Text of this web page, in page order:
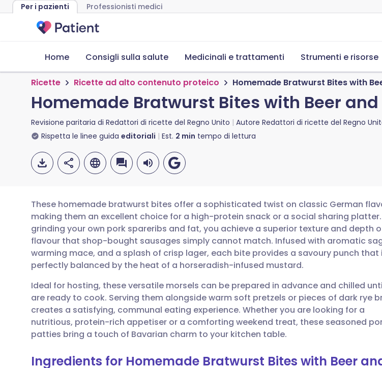
Per i pazienti Professionisti medici
Home Consigli sulla salute Medicinali e trattamenti Strumenti e risorse
Ricette Ricette ad alto contenuto proteico Homemade Bratwurst Bites with
Homemade Bratwurst Bites with Beer
Revisione paritaria di Redattori di ricette del Regno Unito Autore Redattori di ricette del Regno
Rispetta le linee guida editoriali Est. 2 min tempo di lettura
Condividi via email
Condividi su Facebook
Condividi su LinkedIn
Condividi su X
🇬🇧 English 🇩🇪 Deutsch
🇪🇸 Español 🇫🇷 Français
🇮🇹 Italiano 🇵🇹 Português
🇮🇳 हिन्दी 🇮🇱 עברית
These homemade bratwurst bites offer a sophisticated twist on classic German
making them an excellent choice for a high-protein snack or a social sharing platter.
grinding your own pork spareribs and fat, you achieve a superior texture and depth
flavour that shop-bought sausages simply cannot match. Infused with aromatic
warming mace, and a splash of crisp lager, each bite provides a savoury punch that
perfectly balanced by the heat of a horseradish-infused mustard.
Ideal for hosting, these versatile morsels can be prepared in advance and chilled
are ready to cook. Serving them alongside warm soft pretzels or pieces of dark rye
creates a satisfying, communal eating experience. Whether you are looking for a
nutritious, protein-rich appetiser or a comforting weekend treat, these seasoned
patties bring a touch of Bavarian charm to your kitchen table.
Ingredients for Homemade Bratwurst Bites with Beer